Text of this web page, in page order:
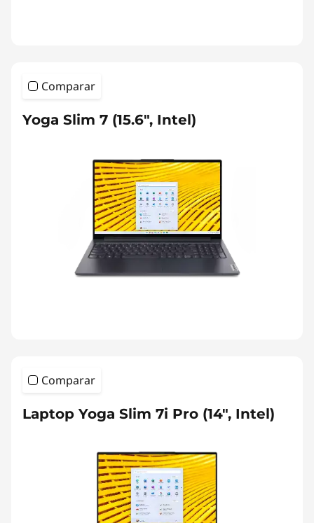
Comparar
Yoga Slim 7 (15.6", Intel)
Comparar
Laptop Yoga Slim 7i Pro (14", Intel)